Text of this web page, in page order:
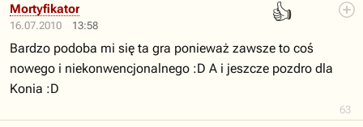
16.07.2010 13:58
👍
63
Mortyfikator
Bardzo podoba mi się ta gra ponieważ zawsze to coś
nowego i niekonwencjonalnego :D A i jeszcze pozdro dla
Konia :D